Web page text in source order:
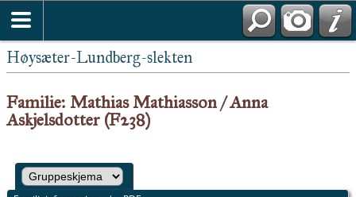
Høysæter-Lundberg-slekten
Familie: Mathias Mathiasson / Anna
Askjelsdotter (F238)